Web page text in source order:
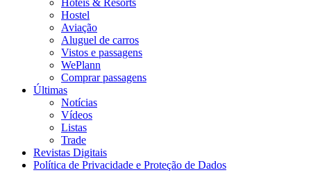
Hotéis & Resorts
Hostel
Aviação
Aluguel de carros
Vistos e passagens
WePlann
Comprar passagens
Últimas
Notícias
Vídeos
Listas
Trade
Revistas Digitais
Política de Privacidade e Proteção de Dados